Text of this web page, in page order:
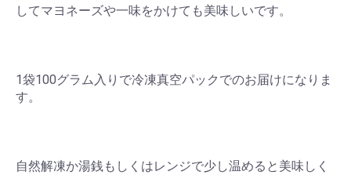
してマヨネーズや一味をかけても美味しいです。
1袋100グラム入りで冷凍真空パックでのお届けになりま
す。
自然解凍か湯銭もしくはレンジで少し温めると美味しく